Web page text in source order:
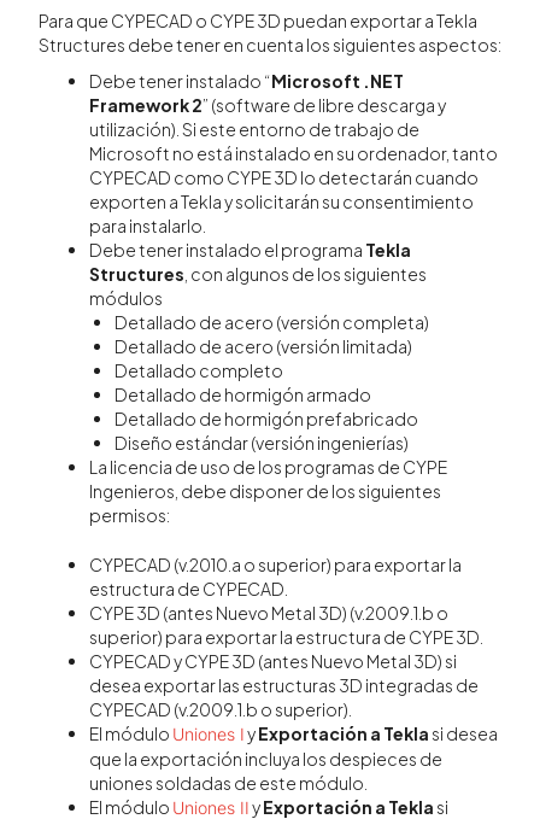
Para que CYPECAD o CYPE 3D puedan exportar a Tekla
Structures debe tener en cuenta los siguientes aspectos:
Debe tener instalado “Microsoft .NET
Framework 2” (software de libre descarga y
utilización). Si este entorno de trabajo de
Microsoft no está instalado en su ordenador, tanto
CYPECAD como CYPE 3D lo detectarán cuando
exporten a Tekla y solicitarán su consentimiento
para instalarlo.
Debe tener instalado el programa Tekla
Structures , con algunos de los siguientes
módulos
Detallado de acero (versión completa)
Detallado de acero (versión limitada)
Detallado completo
Detallado de hormigón armado
Detallado de hormigón prefabricado
Diseño estándar (versión ingenierías)
La licencia de uso de los programas de CYPE
Ingenieros, debe disponer de los siguientes
permisos:
CYPECAD (v.2010.a o superior) para exportar la
estructura de CYPECAD.
CYPE 3D (antes Nuevo Metal 3D) (v.2009.1.b o
superior) para exportar la estructura de CYPE 3D.
CYPECAD y CYPE 3D (antes Nuevo Metal 3D) si
desea exportar las estructuras 3D integradas de
CYPECAD (v.2009.1.b o superior).
El módulo Uniones IyExportación a Tekla si desea
que la exportación incluya los despieces de
uniones soldadas de este módulo.
El módulo Uniones IIyExportación a Tekla si